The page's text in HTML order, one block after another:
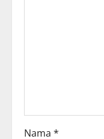
i
Nama *